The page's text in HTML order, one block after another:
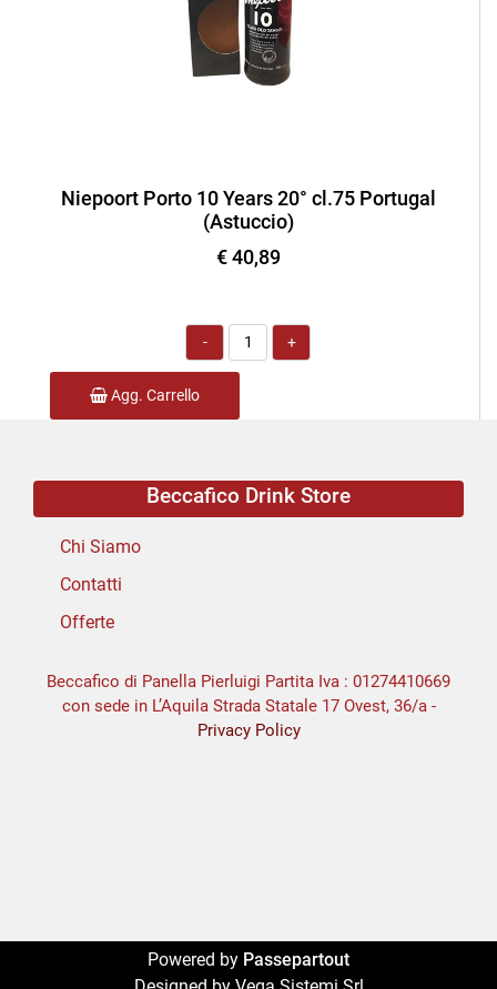
Niepoort Porto 10 Years 20° cl.75 Portugal
(Astuccio)
€ 40,89
Quantità
Agg. Carrello
Beccafico Drink Store
Chi Siamo
Contatti
Offerte
Beccafico di Panella Pierluigi Partita Iva : 01274410669
con sede in L’Aquila Strada Statale 17 Ovest, 36/a -
Privacy Policy
Powered by Passepartout